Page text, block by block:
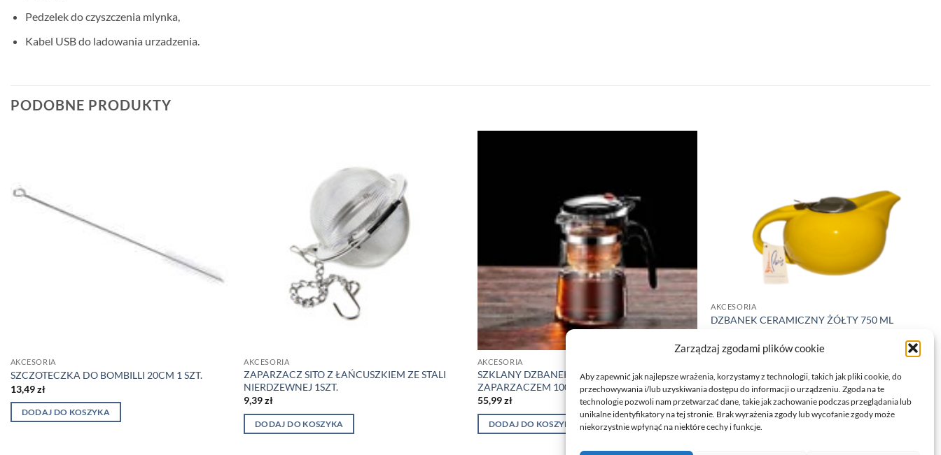
Zarządzaj zgodami plików cookie
Aby zapewnić jak najlepsze wrażenia, korzystamy z technologii, takich jak pliki cookie, do
przechowywania i/lub uzyskiwania dostępu do informacji o urządzeniu. Zgoda na te
technologie pozwoli nam przetwarzać dane, takie jak zachowanie podczas przeglądania lub
unikalne identyfikatory na tej stronie. Brak wyrażenia zgody lub wycofanie zgody może
niekorzystnie wpłynąć na niektóre cechy i funkcje.
Pedzelek do czyszczenia mlynka,
Kabel USB do ladowania urzadzenia.
PODOBNE PRODUKTY
AKCESORIA
SZCZOTECZKA DO BOMBILLI 20CM 1 SZT.
13,49zł
DODAJ DO KOSZYKA
AKCESORIA
ZAPARZACZ SITO Z ŁAŃCUSZKIEM ZE STALI
NIERDZEWNEJ 1SZT.
9,39zł
DODAJ DO KOSZYKA
AKCESORIA
SZKLANY DZBANEK DO HRBATY Z
ZAPARZACZEM 1000ML
55,99zł
DODAJ DO KOSZYKA
AKCESORIA
DZBANEK CERAMICZNY ŻÓŁTY 750 ML
DODAJ DO KOSZYKA